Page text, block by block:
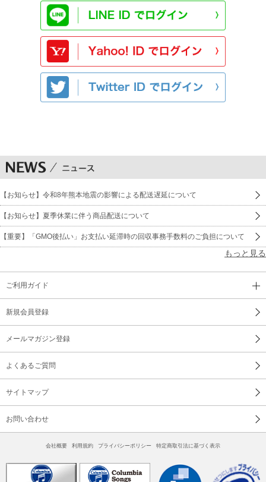
【お知らせ】令和8年熊本地震の影響による配送遅延について
【お知らせ】夏季休業に伴う商品配送について
【重要】「GMO後払い」お支払い延滞時の回収事務手数料のご負担について
もっと見る
ご利用ガイド
新規会員登録
メールマガジン登録
よくあるご質問
サイトマップ
お問い合わせ
会社概要 利用規約 プライバシーポリシー 特定商取引法に基づく表示